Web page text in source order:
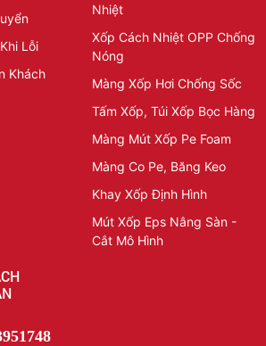
Lỗi
Khách
Nhiệt
Xốp Cách Nhiệt OPP Chống
Nóng
Màng Xốp Hơi Chống Sốc
Tấm Xốp, Túi Xốp Bọc Hàng
Màng Mút Xốp Pe Foam
Màng Co Pe, Băng Keo
Khay Xốp Định Hình
Mút Xốp Eps Nâng Sàn -
Cắt Mô Hình